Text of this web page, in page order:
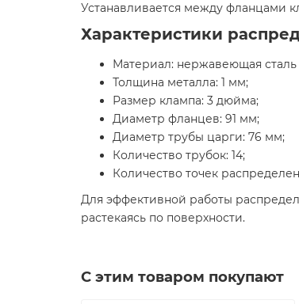
Устанавливается между фланцами
Характеристики
Материал: нержавеющая сталь
Толщина металла: 1 мм;
Размер клампа: 3 дюйма;
Диаметр фланцев: 91 мм;
Диаметр трубы царги: 76 мм;
Количество трубок: 14;
Количество точек
Для эффективной работы
растекаясь по поверхности.
С этим товаром покупают